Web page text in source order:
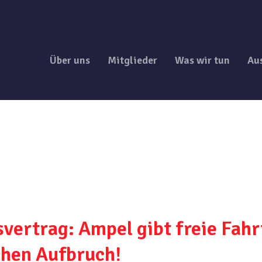
Über uns Mitglieder Was wir tun
Ampel gibt freie
Aufbruch!